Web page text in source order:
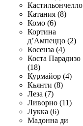
Катания (8)
Комо (6)
Кортина
д’Ампеццо (2)
Косенза (4)
Коста Парадизо
(18)
Курмайор (4)
Кьянти (8)
Леза (7)
Ливорно (11)
Лукка (6)
Мадонна ди